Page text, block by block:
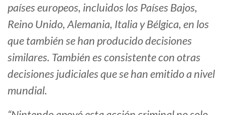
países europeos, incluidos los Países Bajos,
Reino Unido, Alemania, Italia y Bélgica, en los
que también se han producido decisiones
similares. También es consistente con otras
decisiones judiciales que se han emitido a nivel
mundial.